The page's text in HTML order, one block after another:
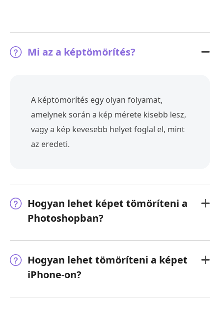
Mi az a képtömörítés?
A képtömörítés egy olyan folyamat,
amelynek során a kép mérete kisebb lesz,
vagy a kép kevesebb helyet foglal el, mint
az eredeti.
Hogyan lehet képet tömöríteni a
Photoshopban?
Hogyan lehet tömöríteni a képet
iPhone-on?